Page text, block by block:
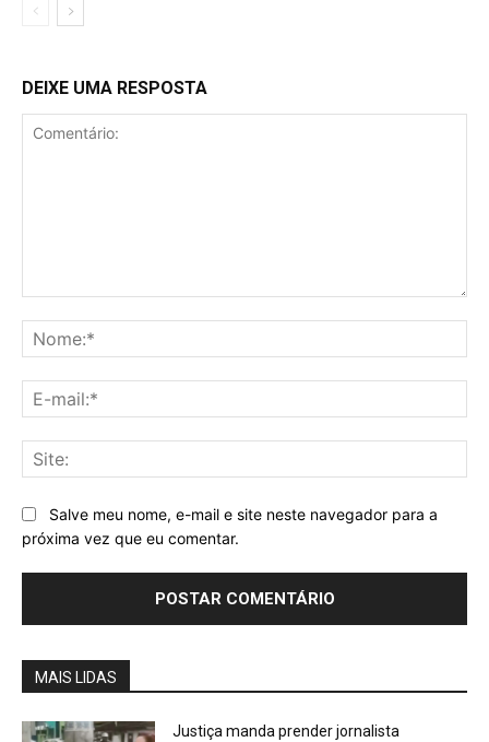
DEIXE UMA RESPOSTA
Salve meu nome, e-mail e site neste navegador para a
próxima vez que eu comentar.
MAIS LIDAS
Justiça manda prender jornalista